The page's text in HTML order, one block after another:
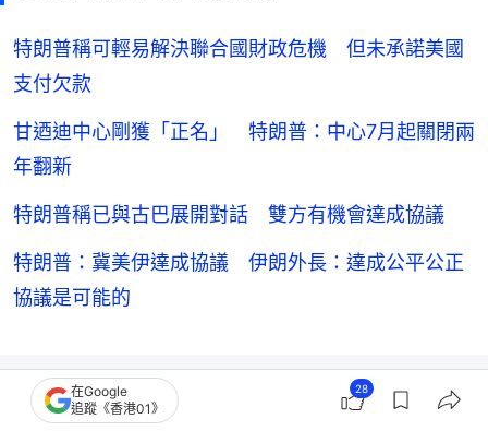
特朗普稱可輕易解決聯合國財政危機 但未承諾美國
支付欠款
甘迺迪中心剛獲「正名」 特朗普：中心7月起關閉兩
年翻新
特朗普稱已與古巴展開對話 雙方有機會達成協議
特朗普：冀美伊達成協議 伊朗外長：達成公平公正
協議是可能的
在Google
追蹤《香港01》
28